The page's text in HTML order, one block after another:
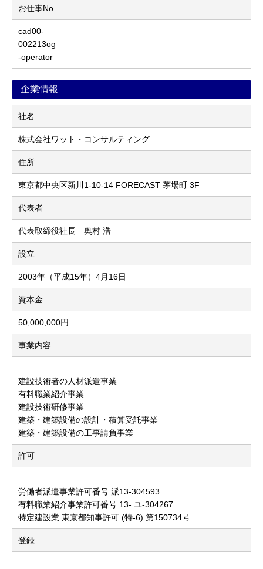
お仕事No.
cad00-
002213og
-operator
企業情報
社名
株式会社ワット・コンサルティング
住所
東京都中央区新川1-10-14 FORECAST 茅場町 3F
代表者
代表取締役社長 奥村 浩
設立
2003年（平成15年）4月16日
資本金
50,000,000円
事業内容
建設技術者の人材派遣事業
有料職業紹介事業
建設技術研修事業
建築・建築設備の設計・積算受託事業
建築・建築設備の工事請負事業
許可
労働者派遣事業許可番号 派13-304593
有料職業紹介事業許可番号 13- ユ-304267
特定建設業 東京都知事許可 (特-6) 第150734号
登録